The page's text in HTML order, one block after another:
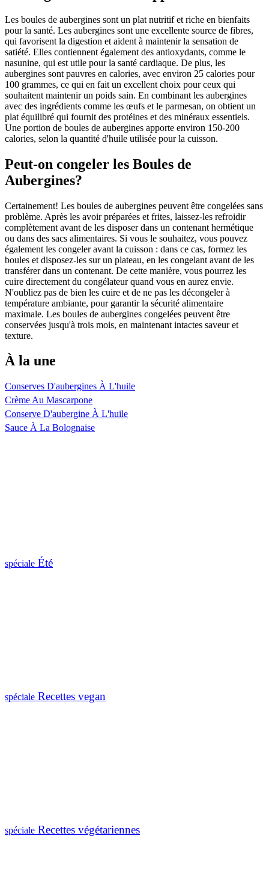
Les boules de aubergines sont un plat nutritif et riche en bienfaits
pour la santé. Les aubergines sont une excellente source de fibres,
qui favorisent la digestion et aident à maintenir la sensation de
satiété. Elles contiennent également des antioxydants, comme le
nasunine, qui est utile pour la santé cardiaque. De plus, les
aubergines sont pauvres en calories, avec environ 25 calories pour
100 grammes, ce qui en fait un excellent choix pour ceux qui
souhaitent maintenir un poids sain. En combinant les aubergines
avec des ingrédients comme les œufs et le parmesan, on obtient un
plat équilibré qui fournit des protéines et des minéraux essentiels.
Une portion de boules de aubergines apporte environ 150-200
calories, selon la quantité d'huile utilisée pour la cuisson.
Peut-on congeler les Boules de
Aubergines?
Certainement! Les boules de aubergines peuvent être congelées sans
problème. Après les avoir préparées et frites, laissez-les refroidir
complètement avant de les disposer dans un contenant hermétique
ou dans des sacs alimentaires. Si vous le souhaitez, vous pouvez
également les congeler avant la cuisson : dans ce cas, formez les
boules et disposez-les sur un plateau, en les congelant avant de les
transférer dans un contenant. De cette manière, vous pourrez les
cuire directement du congélateur quand vous en aurez envie.
N'oubliez pas de bien les cuire et de ne pas les décongeler à
température ambiante, pour garantir la sécurité alimentaire
maximale. Les boules de aubergines congelées peuvent être
conservées jusqu'à trois mois, en maintenant intactes saveur et
texture.
À la une
Conserves D'aubergines À L'huile
Crème Au Mascarpone
Conserve D'aubergine À L'huile
Sauce À La Bolognaise
spéciale Été
spéciale Recettes vegan
spéciale Recettes végétariennes